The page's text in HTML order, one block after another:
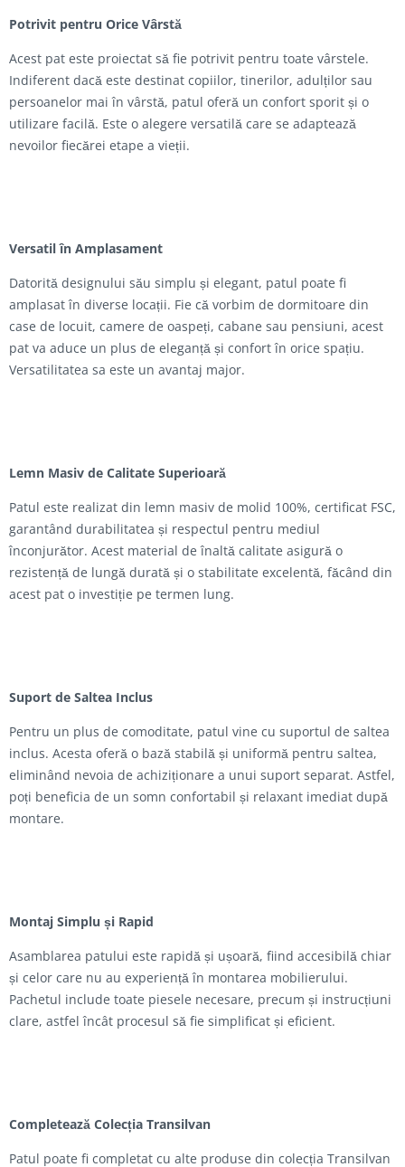
Potrivit pentru Orice Vârstă
Acest pat este proiectat să fie potrivit pentru toate vârstele.
Indiferent dacă este destinat copiilor, tinerilor, adulților sau
persoanelor mai în vârstă, patul oferă un confort sporit și o
utilizare facilă. Este o alegere versatilă care se adaptează
nevoilor fiecărei etape a vieții.
Versatil în Amplasament
Datorită designului său simplu și elegant, patul poate fi
amplasat în diverse locații. Fie că vorbim de dormitoare din
case de locuit, camere de oaspeți, cabane sau pensiuni, acest
pat va aduce un plus de eleganță și confort în orice spațiu.
Versatilitatea sa este un avantaj major.
Lemn Masiv de Calitate Superioară
Patul este realizat din lemn masiv de molid 100%, certificat FSC,
garantând durabilitatea și respectul pentru mediul
înconjurător. Acest material de înaltă calitate asigură o
rezistență de lungă durată și o stabilitate excelentă, făcând din
acest pat o investiție pe termen lung.
Suport de Saltea Inclus
Pentru un plus de comoditate, patul vine cu suportul de saltea
inclus. Acesta oferă o bază stabilă și uniformă pentru saltea,
eliminând nevoia de achiziționare a unui suport separat. Astfel,
poți beneficia de un somn confortabil și relaxant imediat după
montare.
Montaj Simplu și Rapid
Asamblarea patului este rapidă și ușoară, fiind accesibilă chiar
și celor care nu au experiență în montarea mobilierului.
Pachetul include toate piesele necesare, precum și instrucțiuni
clare, astfel încât procesul să fie simplificat și eficient.
Completează Colecția Transilvan
Patul poate fi completat cu alte produse din colecția Transilvan